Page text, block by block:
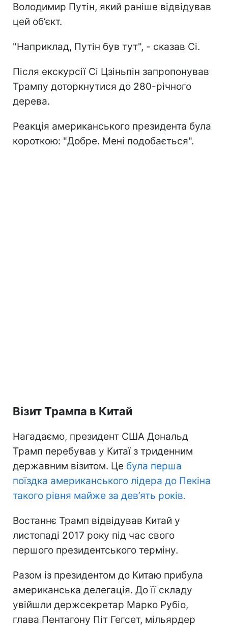
Володимир Путін, який раніше відвідував
цей об’єкт.
"Наприклад, Путін був тут", - сказав Сі.
Після екскурсії Сі Цзіньпін запропонував
Трампу доторкнутися до 280-річного
дерева.
Реакція американського президента була
короткою: "Добре. Мені подобається".
Візит Трампа в Китай
Нагадаємо, президент США Дональд
Трамп перебував у Китаї з триденним
державним візитом. Це була перша
поїздка американського лідера до Пекіна
такого рівня майже за дев’ять років.
Востаннє Трамп відвідував Китай у
листопаді 2017 року під час свого
першого президентського терміну.
Разом із президентом до Китаю прибула
американська делегація. До її складу
увійшли держсекретар Марко Рубіо,
глава Пентагону Піт Гегсет, мільярдер